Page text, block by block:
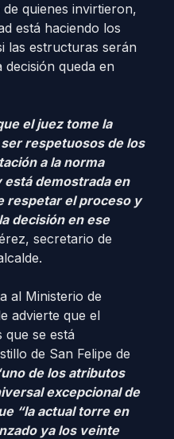
quienes invirtieron,
está haciendo los
las estructuras serán
decisión queda en
el juez tome la
respetuosos de los
a la norma
demostrada en
respetar el proceso y
decisión en ese
secretario de
al Ministerio de
advierte que el
se está
de San Felipe de
de los atributos
excepcional de
“la actual torre en
ya los veinte